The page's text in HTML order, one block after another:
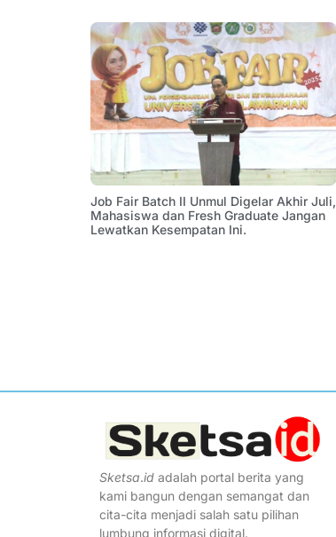
Job Fair Batch II Unmul Digelar Akhir Juli,
Mahasiswa dan Fresh Graduate Jangan
Lewatkan Kesempatan Ini.
Sketsa.id adalah portal berita yang
kami bangun dengan semangat dan
cita-cita menjadi salah satu pilihan
lumbung informasi digital.